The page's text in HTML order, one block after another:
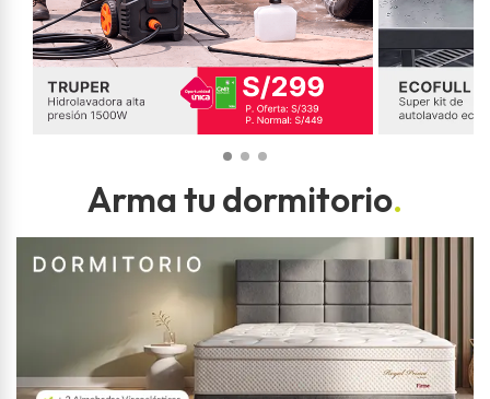
Arma tu dormitorio.